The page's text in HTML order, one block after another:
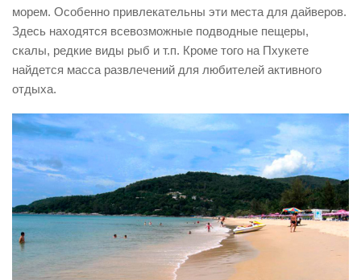
морем. Особенно привлекательны эти места для дайверов.
Здесь находятся всевозможные подводные пещеры,
скалы, редкие виды рыб и т.п. Кроме того на Пхукете
найдется масса развлечений для любителей активного
отдыха.